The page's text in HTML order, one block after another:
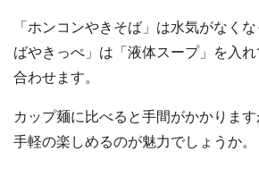
「ホンコンやきそば」は水気がなく
ばやきっぺ」は「液体スープ」を入
合わせます。
カップ麺に比べると手間がかかりま
手軽の楽しめるのが魅力でしょうか。